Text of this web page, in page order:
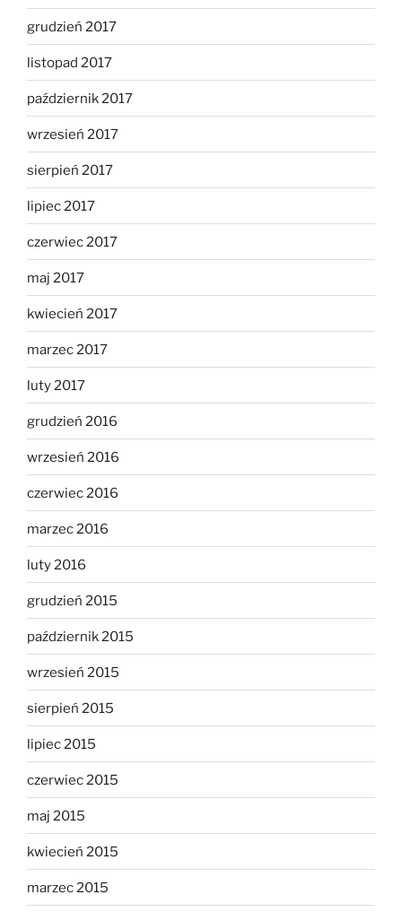
grudzień 2017
listopad 2017
październik 2017
wrzesień 2017
sierpień 2017
lipiec 2017
czerwiec 2017
maj 2017
kwiecień 2017
marzec 2017
luty 2017
grudzień 2016
wrzesień 2016
czerwiec 2016
marzec 2016
luty 2016
grudzień 2015
październik 2015
wrzesień 2015
sierpień 2015
lipiec 2015
czerwiec 2015
maj 2015
kwiecień 2015
marzec 2015